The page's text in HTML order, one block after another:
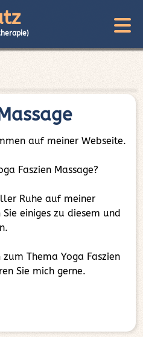
auf meiner Webseite.
Faszien Massage?
Ruhe auf meiner
einiges zu diesem und
Thema Yoga Faszien
Sie mich gerne.